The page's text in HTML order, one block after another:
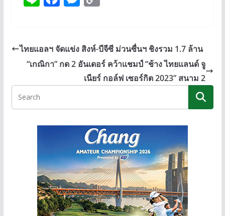
b
o
e
n
g
y
Li
n
ไทยแอลฯ จัดแข่ง สิงห์-บีจีซี ม่วนซื่นฯ ชิงรวม 1.7 ล้าน
“เกณิกา” กด 2 อันเดอร์ คว้าแชมป์ “ช้าง ไทยแลนด์ จู
เนียร์ กอล์ฟ เซอร์กิต 2023” สนาม 2